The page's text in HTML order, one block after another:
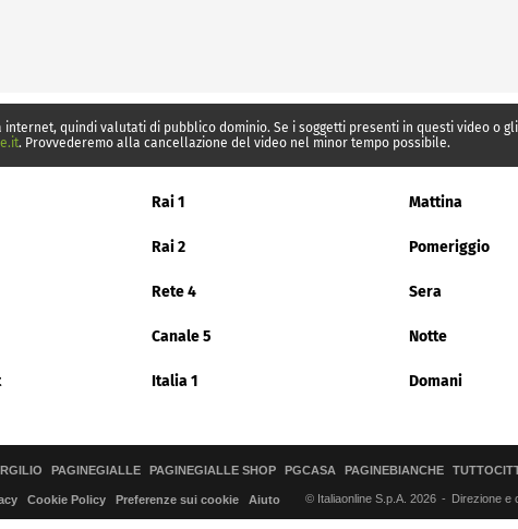
quindi valutati di pubblico dominio. Se i soggetti presenti in questi video
. Provvederemo alla cancellazione del video nel minor tempo possibile.
Rai 1 Mattina
Rai 2 Pomeriggio
Rete 4 Sera
Canale 5 Notte
Italia 1 Domani
PAGINEGIALLE PAGINEGIALLE SHOP PGCASA PAGINEBIANCHE
Cookie Policy Preferenze sui cookie Aiuto © Italiaonline S.p.A. 2026 Direzione e